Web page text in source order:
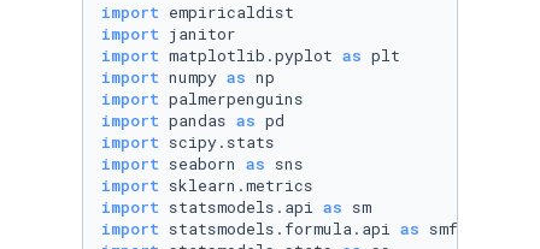
import
import
import matplotlib.pyplot as
import numpy as
import
import pandas as
import
import seaborn as
import
import statsmodels.api as
import statsmodels.formula.api as